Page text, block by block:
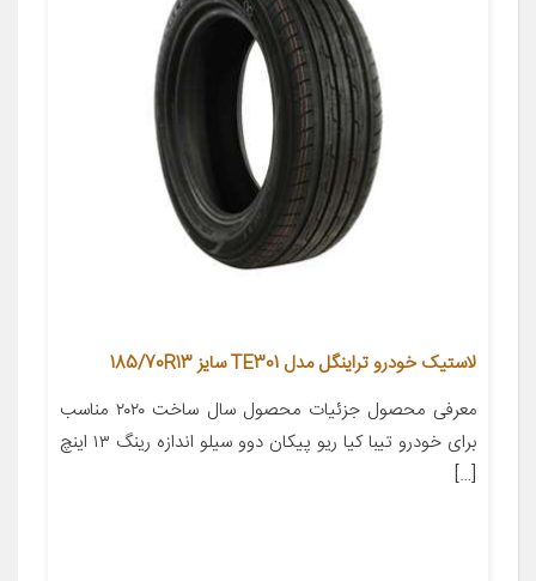
لاستیک خودرو تراینگل مدل TE301 سایز 185/70R13
معرفی محصول جزئیات محصول سال ساخت ۲۰۲۰ مناسب
برای خودرو تیبا کیا ریو پیکان دوو سیلو اندازه رینگ ۱۳ اینچ
[…]